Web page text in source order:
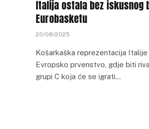
Italija ostala bez iskusnog
Eurobasketu
20/08/2025
Košarkaška reprezentacija
Evropsko prvenstvo, gdje biti
grupi C koja će se igrati…